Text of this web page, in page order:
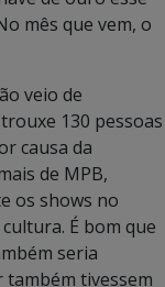
mês que vem, o
veio de
130 pessoas
causa da
de MPB,
os shows no
É bom que
seria
tivessem